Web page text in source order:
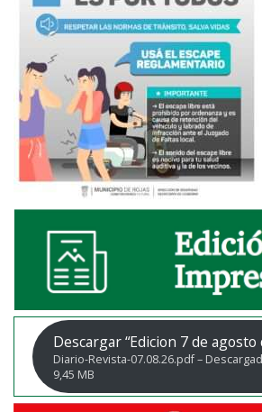
Descargar “Edicion 7 de agosto
Diario-Revista-07.08.26.pdf –
9,45 MB